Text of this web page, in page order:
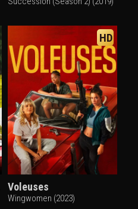
HD
Voleuses
Wingwomen (2023)